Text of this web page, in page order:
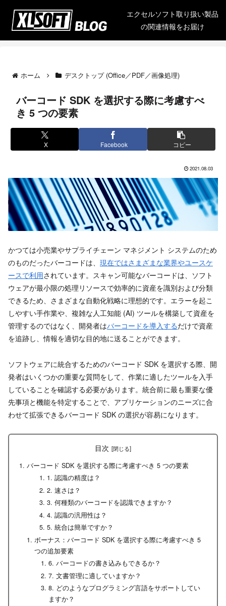
エクセルソフト取り扱い製品
の関連情報をお届け
ホーム デスクトップ (Office／PDF／画像処理)
バーコード SDK を選択する際に考慮すべ
き 5 つの要素
X Facebook コピー
2021.08.03
かつては小売業やサプライチェーン マネジメント システムのため
のものだったバーコードは、 現在ではさまざまな業界やユースケ
ースで利用されています。スキャン可能なバーコードは、ソフト
ウェアが最小限の処理リソースで効率的に資産を識別および分類
できるため、さまざまな自動化戦略に理想的です。エラーを起こ
しやすい手作業や、複雑な人工知能 (AI) ツールを構築して資産を
管理するのではなく、開発者はバーコードを導入するだけで資産
を追跡し、情報を適切な目的地に送ることができます。
ソフトウェアに統合するためのバーコード SDK を選択する際、開
発者はいくつかの重要な質問をして、作業に適したツールを入手
していることを確認する必要があります。統合前に最も重要な優
先事項と機能を特定することで、アプリケーションのニーズに合
わせて拡張できるバーコード SDK の選択が容易になります。
目次
バーコード SDK を選択する際に考慮すべき 5 つの要素
1. 認識の精度は？
2. 速さは？
3. 何種類のバーコードを認識できますか？
4. 認識の汎用性は？
5. 統合は簡単ですか？
ボーナス：バーコード SDK を選択する際に考慮すべき 5
つの追加要素
6. バーコードの書き込みもできるか？
7. 文書管理に適していますか？
8. どのようなプログラミング言語をサポートしてい
ますか？